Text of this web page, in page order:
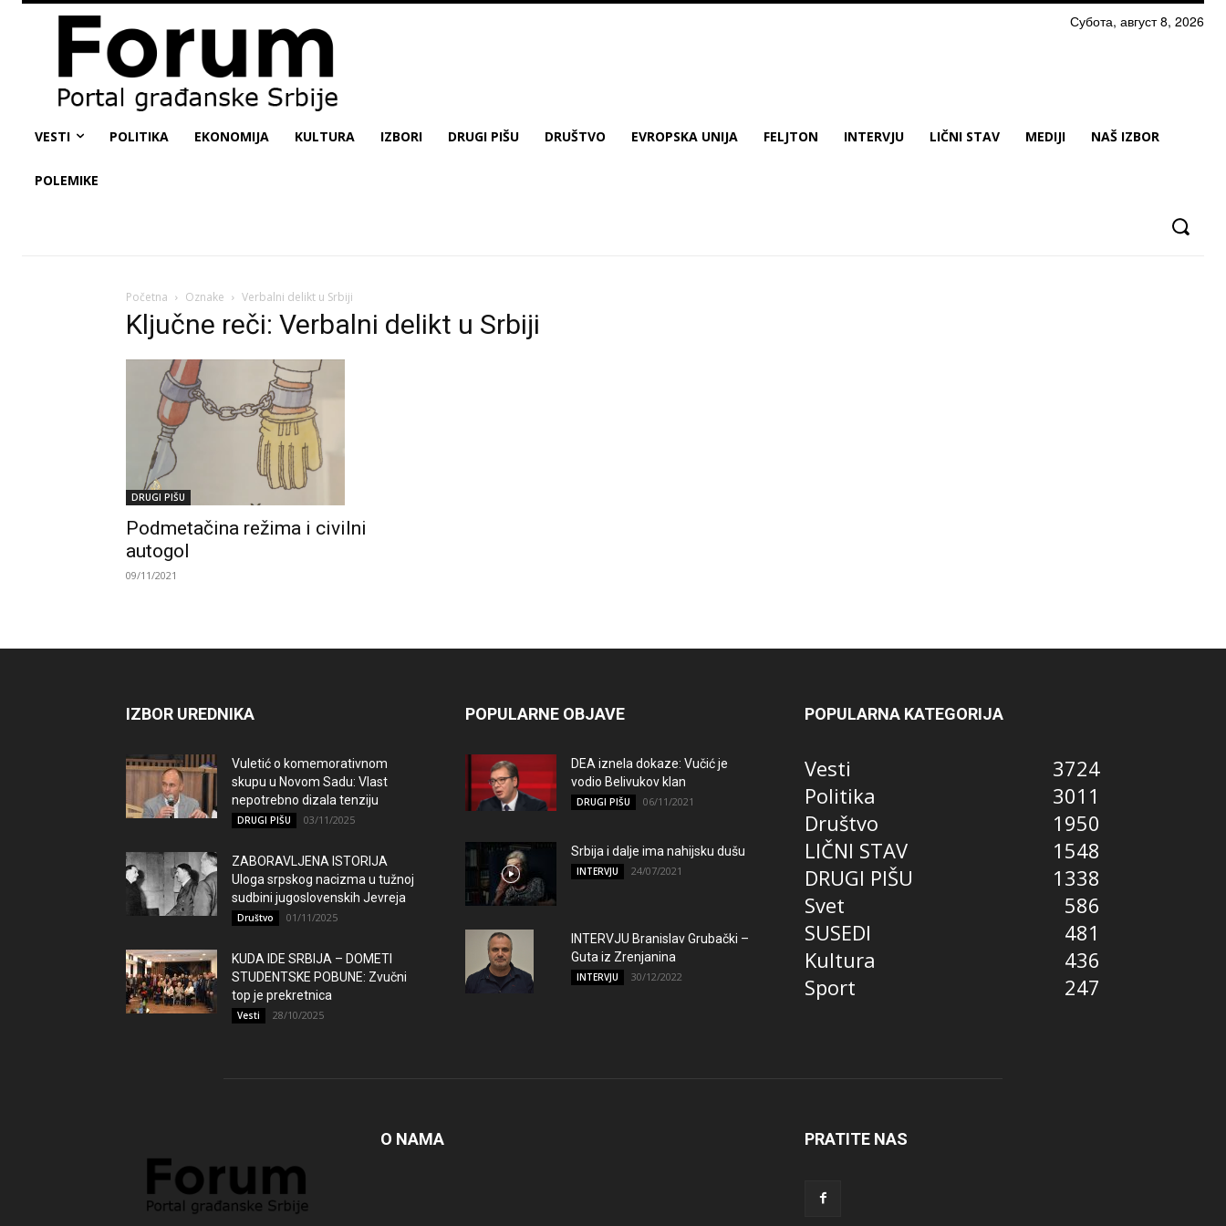
Субота, август 8, 2026
VESTI POLITIKA EKONOMIJA KULTURA IZBORI DRUGI PIŠU DRUŠTVO EVROPSKA UNIJA FELJTON INTERVJU LIČNI STAV MEDIJI NAŠ IZBOR
POLEMIKE
Početna Oznake Verbalni delikt u Srbiji
Ključne reči: Verbalni delikt u Srbiji
DRUGI PIŠU
Podmetačina režima i civilni
autogol
09/11/2021
IZBOR UREDNIKA
Vuletić o komemorativnom
skupu u Novom Sadu: Vlast
nepotrebno dizala tenziju
DRUGI PIŠU 03/11/2025
ZABORAVLJENA ISTORIJA
Uloga srpskog nacizma u tužnoj
sudbini jugoslovenskih Jevreja
Društvo 01/11/2025
KUDA IDE SRBIJA – DOMETI
STUDENTSKE POBUNE: Zvučni
top je prekretnica
Vesti 28/10/2025
POPULARNE OBJAVE
DEA iznela dokaze: Vučić je
vodio Belivukov klan
DRUGI PIŠU 06/11/2021
Srbija i dalje ima nahijsku dušu
INTERVJU 24/07/2021
INTERVJU Branislav Grubački –
Guta iz Zrenjanina
INTERVJU 30/12/2022
POPULARNA KATEGORIJA
Vesti
3724
Politika
3011
Društvo
1950
LIČNI STAV
1548
DRUGI PIŠU
1338
Svet
586
SUSEDI
481
Kultura
436
Sport
247
O NAMA PRATITE NAS